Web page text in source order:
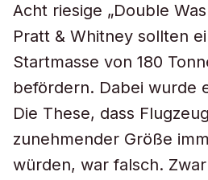
Acht riesige „Double
Pratt & Whitney sollten
Startmasse von 180
befördern. Dabei wurde
Die These, dass
zunehmender Größe
würden, war falsch.